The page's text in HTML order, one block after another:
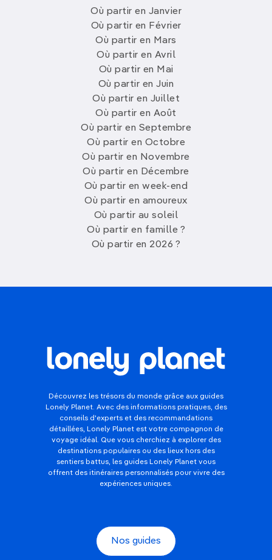
Où partir en Janvier
Où partir en Février
Où partir en Mars
Où partir en Avril
Où partir en Mai
Où partir en Juin
Où partir en Juillet
Où partir en Août
Où partir en Septembre
Où partir en Octobre
Où partir en Novembre
Où partir en Décembre
Où partir en week-end
Où partir en amoureux
Où partir au soleil
Où partir en famille ?
Où partir en 2026 ?
Découvrez les trésors du monde grâce aux guides
Lonely Planet. Avec des informations pratiques, des
conseils d'experts et des recommandations
détaillées, Lonely Planet est votre compagnon de
voyage idéal. Que vous cherchiez à explorer des
destinations populaires ou des lieux hors des
sentiers battus, les guides Lonely Planet vous
offrent des itinéraires personnalisés pour vivre des
expériences uniques.
Nos guides